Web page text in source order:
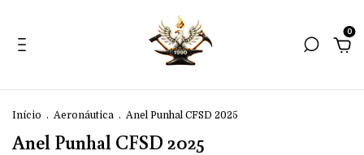
0
Início . Aeronáutica . Anel Punhal CFSD 2025
Anel Punhal CFSD 2025